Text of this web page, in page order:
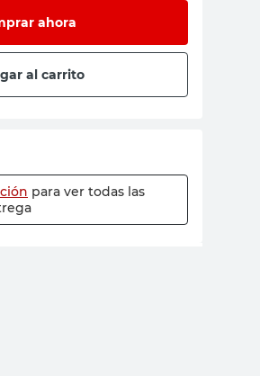
ahora
al carrito
para ver todas las